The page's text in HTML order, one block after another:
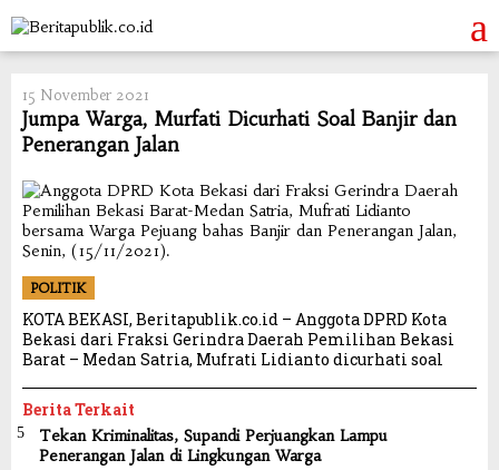
to
content
15 November 2021
Jumpa Warga, Murfati Dicurhati Soal Banjir dan
Penerangan Jalan
POLITIK
KOTA BEKASI, Beritapublik.co.id – Anggota DPRD Kota
Bekasi dari Fraksi Gerindra Daerah Pemilihan Bekasi
Barat – Medan Satria, Mufrati Lidianto dicurhati soal
Berita Terkait
Tekan Kriminalitas, Supandi Perjuangkan Lampu
Penerangan Jalan di Lingkungan Warga